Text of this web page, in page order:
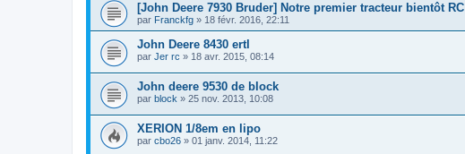
[John Deere 7930 Bruder] Notre premier tracteur bientôt RC
par Franckfg » 18 févr. 2016, 22:11
John Deere 8430 ertl
par Jer rc » 18 avr. 2015, 08:14
John deere 9530 de block
par block » 25 nov. 2013, 10:08
XERION 1/8em en lipo
par cbo26 » 01 janv. 2014, 11:22